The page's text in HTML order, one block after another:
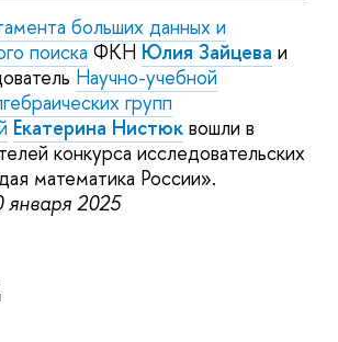
больших данных и
поиска ФКН Юлия Зайцева и
Научно-учебной
групп
Екатерина Нистюк вошли в
конкурса исследовательских
математика России».
2025